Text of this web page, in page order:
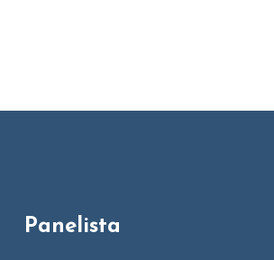
Panelista